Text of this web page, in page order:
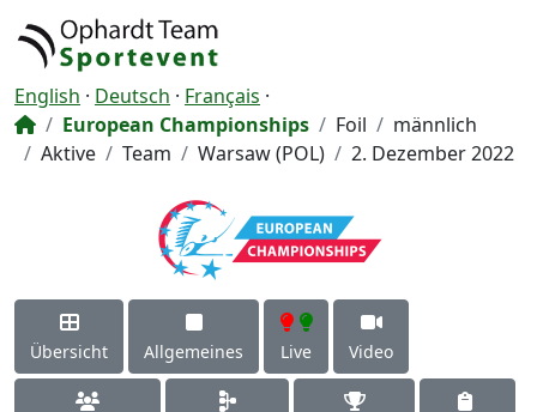
English · Deutsch · Français ·
European Championships
Foil
männlich
Aktive
Team Warsaw (POL) 2. Dezember 2022
Übersicht Allgemeines Live Video